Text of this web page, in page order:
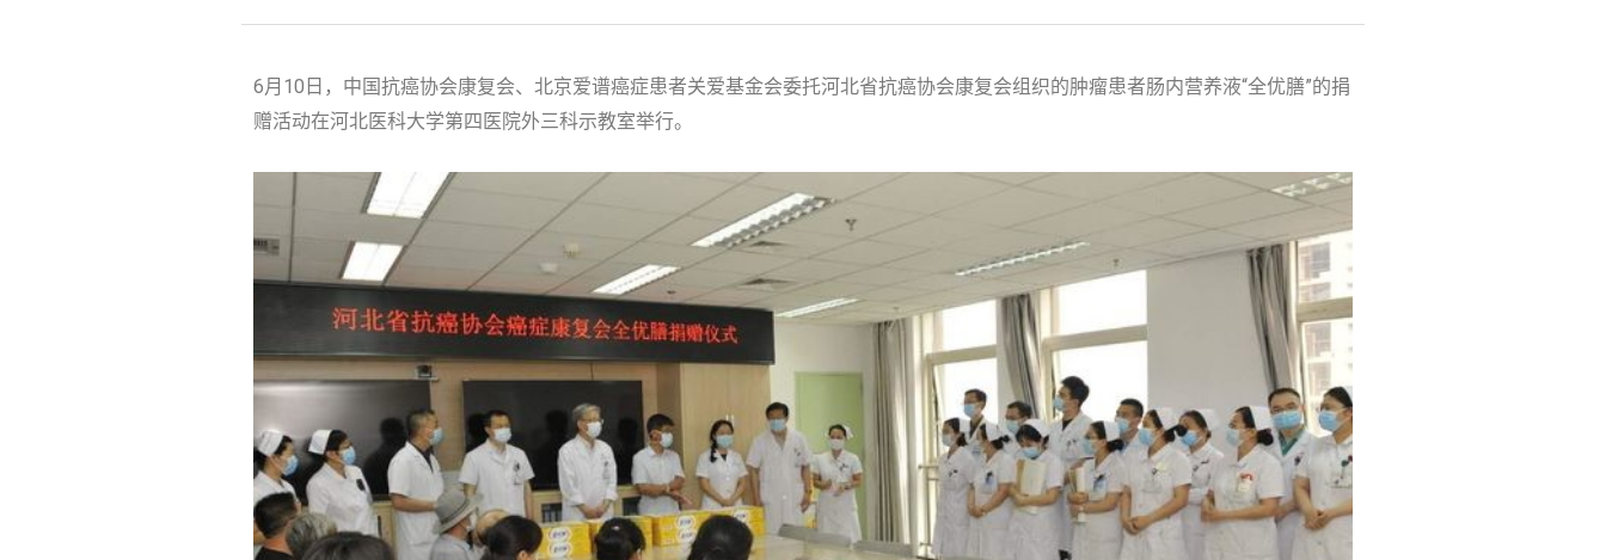
6月10日，中国抗癌协会康复会、北京爱谱癌症患者关爱基金会委托河北省抗癌协会康复会组织的肿瘤患者肠内营养液“全优膳”的捐
赠活动在河北医科大学第四医院外三科示教室举行。